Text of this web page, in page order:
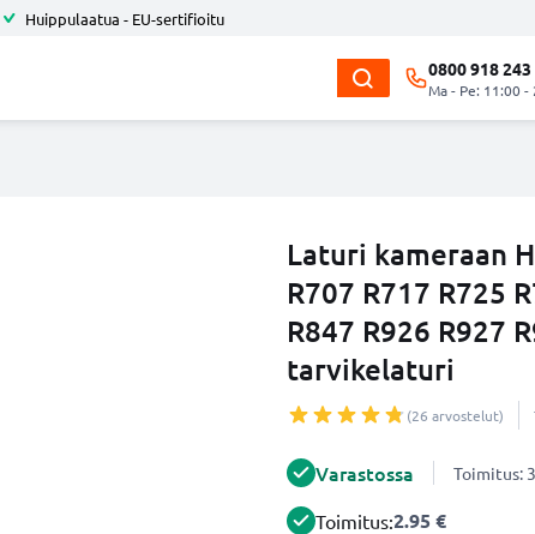
Huippulaatua - EU-sertifioitu
0800 918 243
Ma - Pe: 11:00 -
Laturi kameraan
R707 R717 R725
R847 R926 R927
tarvikelaturi
(26 arvostelut)
Varastossa Toimitus:
Toimitus:2.95 €